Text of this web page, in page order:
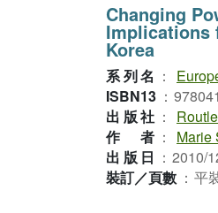
Changing
Implications
Korea
系列名 ：
ISBN13 ：
出版社 ：
作者 ：
Marie
出版日 ： 2010/
裝訂／頁數 ： 平